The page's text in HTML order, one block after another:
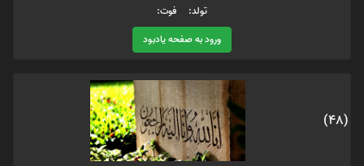
تولد: فوت:
ورود به صفحه یادبود
(48)